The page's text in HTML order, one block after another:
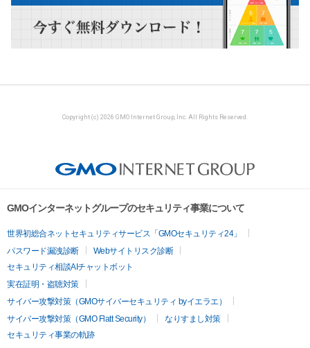
Copyright (c) 2026 GMO Internet Group, Inc. All Rights Reserved.
GMOインターネットグループのセキュリティ事業について
世界初総合ネットセキュリティサービス「GMOセキュリティ24」
パスワード漏洩診断
Webサイトリスク診断
セキュリティ相談AIチャットボット
実在証明・盗聴対策
サイバー攻撃対策（GMOサイバーセキュリティ byイエラエ）
サイバー攻撃対策（GMO Flatt Security）
なりすまし対策
セキュリティ事業の軌跡